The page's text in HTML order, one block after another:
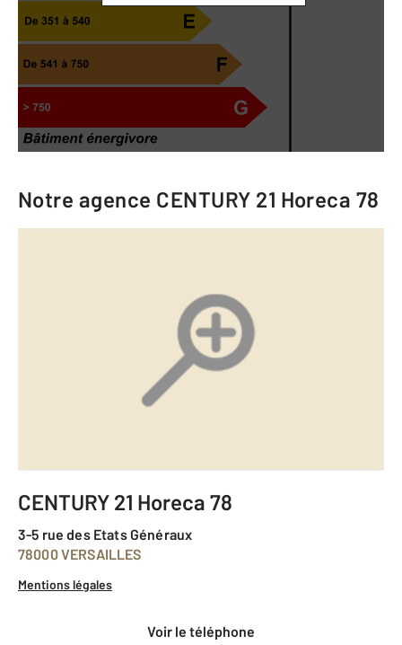
Notre agence CENTURY 21 Horeca 78
CENTURY 21 Horeca 78
3-5 rue des Etats Généraux
78000 VERSAILLES
Mentions légales
voir le téléphone